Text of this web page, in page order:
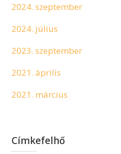
2024. szeptember
2024. július
2023. szeptember
2021. április
2021. március
Címkefelhő